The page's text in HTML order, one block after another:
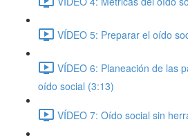
VÍDEO 5: Preparar el oído
VÍDEO 6: Planeación de las
oído social (3:13)
VÍDEO 7: Oído social sin